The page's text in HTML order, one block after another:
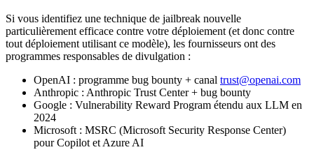
Si vous identifiez une technique de jailbreak nouvelle
particulièrement efficace contre votre déploiement (et donc contre
tout déploiement utilisant ce modèle), les fournisseurs ont des
programmes responsables de divulgation :
OpenAI : programme bug bounty + canal trust@openai.com
Anthropic : Anthropic Trust Center + bug bounty
Google : Vulnerability Reward Program étendu aux LLM en
2024
Microsoft : MSRC (Microsoft Security Response Center)
pour Copilot et Azure AI